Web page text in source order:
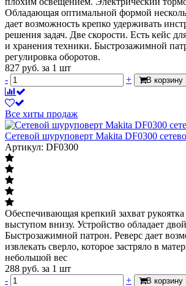
Обладающая оптимальной формой
дает возможность крепко удерживать
решения задач. Две скорости. Есть кейс
и хранения техники. Быстрозажимной
регулировка оборотов.
827 руб. за 1 шт
-
+ В корзину
Все хиты продаж
Сетевой шуруповерт Makita DF0300
Артикул: DF0300
Обеспечивающая крепкий захват
выступом внизу. Устройство обладает
Быстрозажимной патрон. Реверс дает
извлекать сверло, которое застряло в
небольшой вес
288 руб. за 1 шт
-
+ В корзину